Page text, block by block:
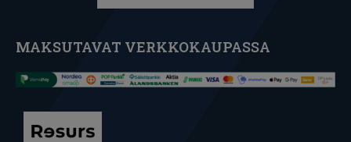
MAKSUTAVAT VERKKOKAUPASSA